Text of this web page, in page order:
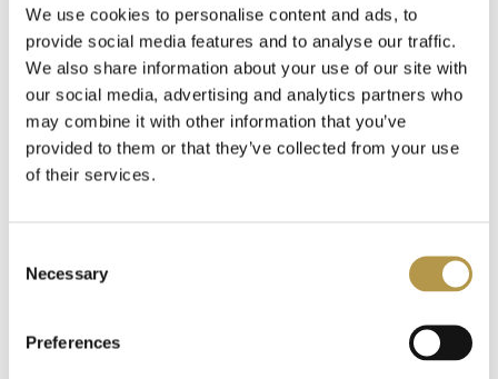
We use cookies to personalise content and ads, to
provide social media features and to analyse our traffic.
We also share information about your use of our site with
our social media, advertising and analytics partners who
may combine it with other information that you’ve
provided to them or that they’ve collected from your use
of their services.
Selection
Necessary
Preferences
OPINIE 4